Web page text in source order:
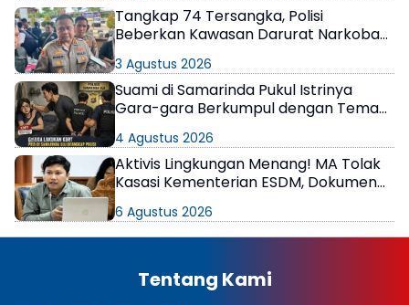
Tangkap 74 Tersangka, Polisi
Beberkan Kawasan Darurat Narkoba
3 Agustus 2026
Suami di Samarinda Pukul Istrinya
Gara-gara Berkumpul dengan Teman
4 Agustus 2026
Aktivis Lingkungan Menang! MA Tolak
Kasasi Kementerian ESDM, Dokumen
Publik
6 Agustus 2026
Tentang Kami